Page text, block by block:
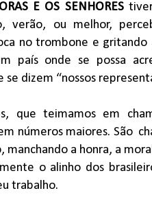
E OS SENHORES
verão, ou melhor,
no trombone e gritando
país onde se possa
se dizem “nossos
que teimamos em
números maiores. São
manchando a honra, a
o alinho dos
trabalho.